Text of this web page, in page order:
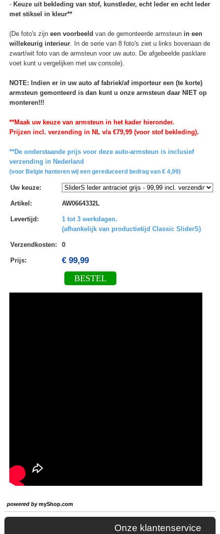
- Keuze uit bekleding van stof, kunstleder, echt leder en echt leder
met stiksel in kleur**
(De foto's zijn een voorbeeld van de gemonteerde armsteun in een
willekeurig interieur. In de serie van 8 foto's ziet u links bovenaan de
zwart/wit foto van de armsteun voor uw auto. De afgebeelde pasklare
voet kunt u vergelijken met uw console).
NOTE: Indien er in uw auto af fabriek/af importeur een (te korte)
armsteun gemonteerd is dan kunt u onze armsteun daar NIET op
monteren!!!
**Maak uw keuze van armsteun in het kader hieronder.
Prijzen incl. verzending in NL v/a €79,99 (voor stof bekleding).
**De onderstaande prijs voor deze auto-armsteun is inclusief
verzending in Nederland
(voor Belgie hanteren wij een gereduceerd bedrag van € 4,99)
Uw keuze:
Artikel : AW0664332L
Levertijd :
1 tot 3 werkdagen.
(afhankelijk van productietijd Classic SliderS)
Verzendkosten: 0
Prijs: € 99,99
BESTEL
powered bymyShop.com
Onze klantenservice